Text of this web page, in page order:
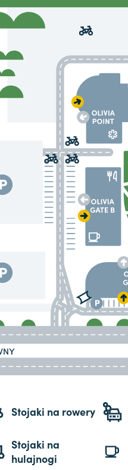
Stojaki na rowery
Stojaki na
hulajnogi